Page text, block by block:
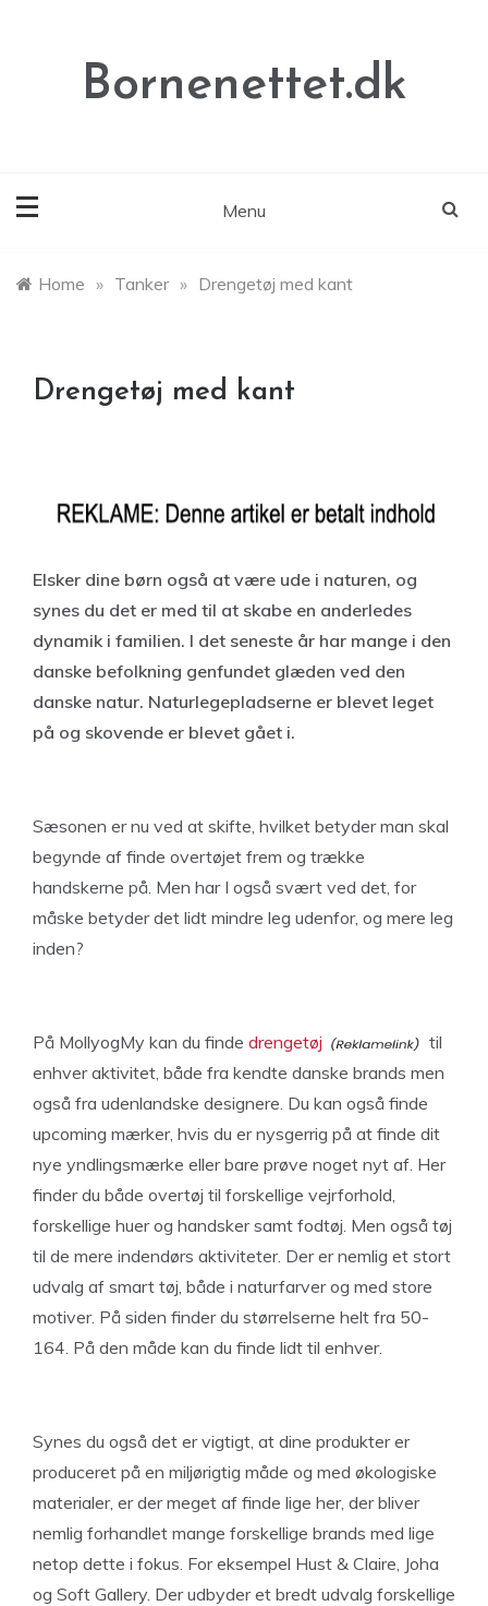
Bornenettet.dk
Menu
Home » Tanker » Drengetøj med kant
Drengetøj med kant
Elsker dine børn også at være ude i naturen, og
synes du det er med til at skabe en anderledes
dynamik i familien. I det seneste år har mange i den
danske befolkning genfundet glæden ved den
danske natur. Naturlegepladserne er blevet leget
på og skovende er blevet gået i.
Sæsonen er nu ved at skifte, hvilket betyder man skal
begynde af finde overtøjet frem og trække
handskerne på. Men har I også svært ved det, for
måske betyder det lidt mindre leg udenfor, og mere leg
inden?
På MollyogMy kan du finde drengetøj
til
enhver aktivitet, både fra kendte danske brands men
også fra udenlandske designere. Du kan også finde
upcoming mærker, hvis du er nysgerrig på at finde dit
nye yndlingsmærke eller bare prøve noget nyt af. Her
finder du både overtøj til forskellige vejrforhold,
forskellige huer og handsker samt fodtøj. Men også tøj
til de mere indendørs aktiviteter. Der er nemlig et stort
udvalg af smart tøj, både i naturfarver og med store
motiver. På siden finder du størrelserne helt fra 50-
164. På den måde kan du finde lidt til enhver.
Synes du også det er vigtigt, at dine produkter er
produceret på en miljørigtig måde og med økologiske
materialer, er der meget af finde lige her, der bliver
nemlig forhandlet mange forskellige brands med lige
netop dette i fokus. For eksempel Hust & Claire, Joha
og Soft Gallery. Der udbyder et bredt udvalg forskellige